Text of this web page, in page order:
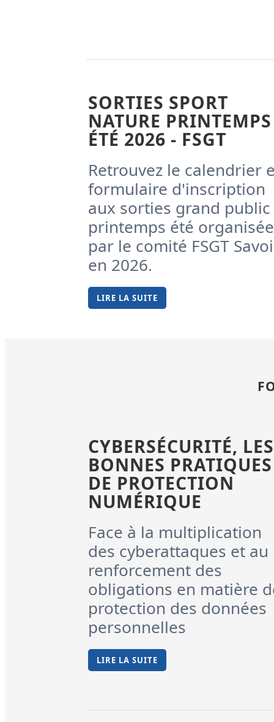
SORTIES SPORT
NATURE PRINTEMPS
ÉTÉ 2026 - FSGT
Retrouvez le calendrier
formulaire d'inscription
aux sorties grand public
printemps été
par le comité FSGT
en 2026.
LIRE LA SUITE
CYBERSÉCURITÉ, LES
BONNES PRATIQUES
DE PROTECTION
NUMÉRIQUE
Face à la multiplication
des cyberattaques et au
renforcement des
obligations en matière
protection des données
personnelles
LIRE LA SUITE